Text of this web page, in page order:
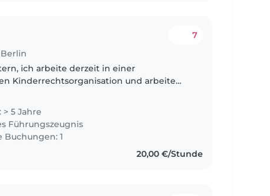
7
ich arbeite derzeit in einer
Kinderrechtsorganisation und arbeite
(3 und..
5 Jahre
Führungszeugnis
Buchungen: 1
20,00 €/Stunde